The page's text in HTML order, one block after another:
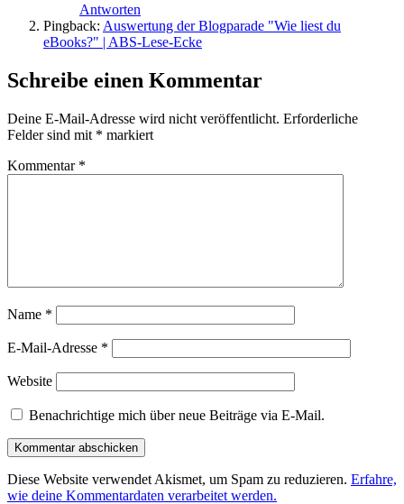
Antworten
Pingback: Auswertung der Blogparade "Wie liest du
eBooks?" | ABS-Lese-Ecke
Schreibe einen Kommentar
Deine E-Mail-Adresse wird nicht veröffentlicht. Erforderliche
Felder sind mit * markiert
Kommentar *
Name *
E-Mail-Adresse *
Website
Benachrichtige mich über neue Beiträge via E-Mail.
Diese Website verwendet Akismet, um Spam zu reduzieren. Erfahre,
wie deine Kommentardaten verarbeitet werden.